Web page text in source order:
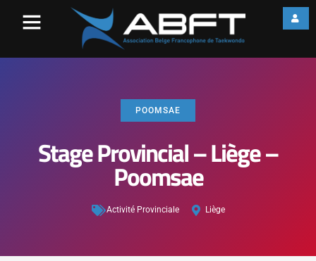
POOMSAE
Stage Provincial – Liège –
Poomsae
Activité Provinciale Liège